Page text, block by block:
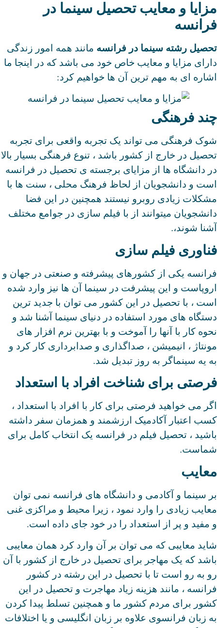
مزایا و معایب تحصیل سینما در
فرانسه
تحصیل رشته سینما در فرانسه مانند همه امور زندگی
دارای مزایا و معایب خاص خود می باشد که در اینجا ما
اشاره ای به مهم ترین آن ها خواهیم کرد:
چند فرهنگی
شوک فرهنگی می تواند یک تجربه واقعی برای تجربه
تحصیل در خارج از کشور باشد ، تنوع فرهنگی بسیار بالا
در دانشگاه ها از مزایای برجسته ی تحصیل در فرانسه
است و دانشجویان از لحاظ فرهنگ محلی ، سنت ها با
مشکلات زیادی روبرو نیستند همچنین در این فضا
دانشجویان میتوانند از با فیلم سازی در جوامع مختلف
آشنا شوند،.
فناوری فیلم سازی
فرانسه یکی از کشورهای پیشرفته و صنعتی در جهان و
اروپاست و این پیشرفت در سینما آن ها نیز وارد شده
است ، با تحصیل در این کشور می توان با جدید ترین
دستگاه های مورد استفاده در دنیای سینما آشنا شد و
نحوه کار با آنها را آموخت و با بهترین نرم افزار های
مونتاژ ، انیمیشن ، صداگذاری و صدابرداری کار کرد و
به یه سینماگر به روز تبدیل شد.
فرصتی برای شناخت افراد با استعداد
اگر می خواهید فرصتی برای کار با افراد با استعداد ،
کسب اعتبار آکادمیک ارزشمند و همزمان سفر داشته
باشید ، تحصیل فیلم در فرانسه یک انتخاب کامل برای
شماست.
معایب
بر سینما و آکادمی و دانشگاه های فرانسه نمی توان
معایب زیادی را وارد نمود ، زیرا محیط و مراکزی غنی
و مفید و پر از استعداد را در خود جای داده است.
شاید معایبی که می توان بر آن وارد کرد همان معایبی
باشد که یک مهاجر برای تحصیل در خارج از کشور با آن
رو به رو است تا با تحصیل در این رشته در کشور
فرانسه ، مانند هزینه زیاد مهاجرت و تحصیل در این
کشور برای مردم کشور ما و همچنین تسلط پیدا کردن
به زبان فرانسوی علاوه بر زبان انگلیسی و یا اختلافات